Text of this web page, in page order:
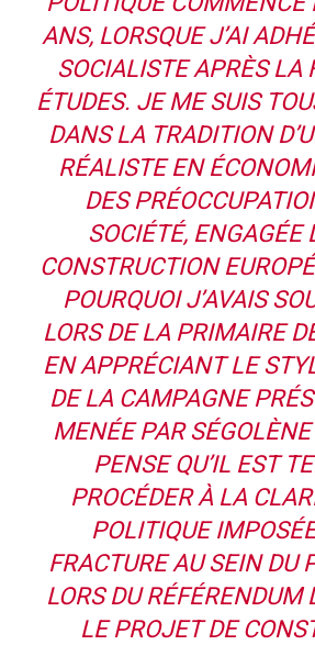
ANS, LORSQUE J’AI
SOCIALISTE APRÈS LA
ÉTUDES. JE ME SUIS
DANS LA TRADITION
RÉALISTE EN
DES
SOCIÉTÉ, ENGAGÉE
CONSTRUCTION
POURQUOI J’AVAIS
LORS DE LA PRIMAIRE
EN APPRÉCIANT LE
DE LA CAMPAGNE
MENÉE PAR
PENSE QU’IL EST
PROCÉDER À LA
POLITIQUE
FRACTURE AU SEIN DU
LORS DU RÉFÉRENDUM
LE PROJET DE